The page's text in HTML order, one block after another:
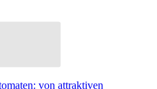
von attraktiven